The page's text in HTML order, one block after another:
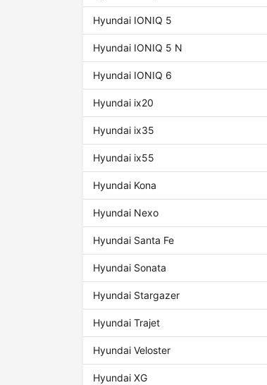
Hyundai IONIQ 5
Hyundai IONIQ 5 N
Hyundai IONIQ 6
Hyundai ix20
Hyundai ix35
Hyundai ix55
Hyundai Kona
Hyundai Nexo
Hyundai Santa Fe
Hyundai Sonata
Hyundai Stargazer
Hyundai Trajet
Hyundai Veloster
Hyundai XG